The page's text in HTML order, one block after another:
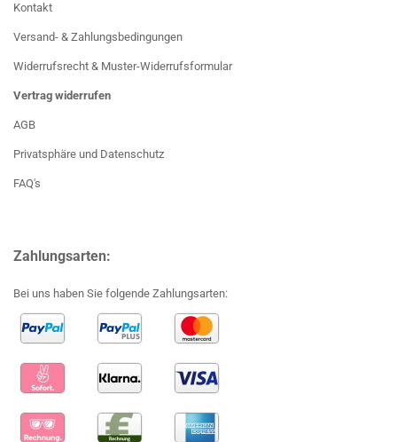
Kontakt
Versand- & Zahlungsbedingungen
Widerrufsrecht & Muster-Widerrufsformular
Vertrag widerrufen
AGB
Privatsphäre und Datenschutz
FAQ's
Zahlungsarten:
Bei uns haben Sie folgende Zahlungsarten: